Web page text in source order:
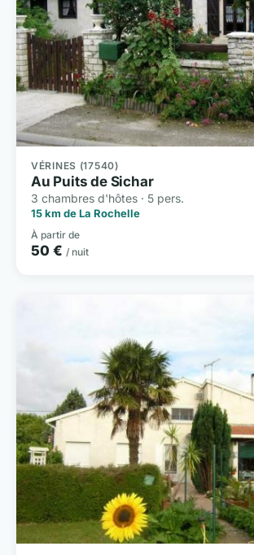
VÉRINES (17540)
Au Puits de Sichar
3 chambres d'hôtes · 5 pers.
15 km de La Rochelle
À partir de
50 € / nuit